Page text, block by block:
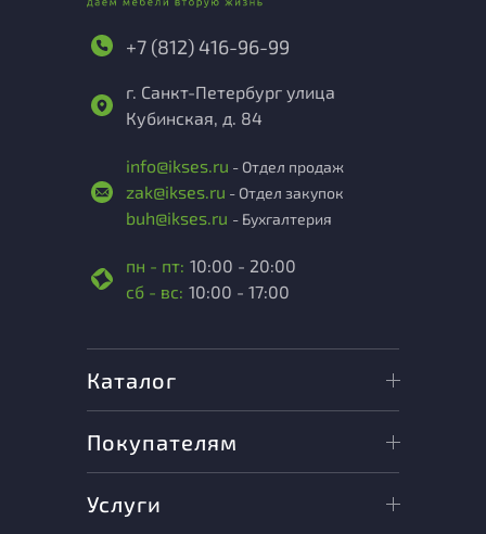
+7 (812) 416-96-99
г. Санкт-Петербург улица
Кубинская, д. 84
info@ikses.ru - Отдел продаж
zak@ikses.ru - Отдел закупок
buh@ikses.ru - Бухгалтерия
пн - пт: 10:00 - 20:00
сб - вс: 10:00 - 17:00
Каталог
Покупателям
Услуги